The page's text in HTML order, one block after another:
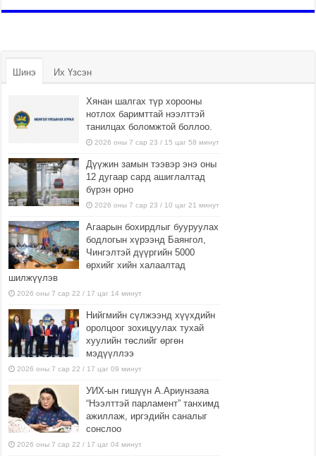
Шинэ Их Үзсэн
Хянан шалгах түр хорооны
нотлох баримттай нээлттэй
танилцах боломжтой боллоо.
2026 оны 7 сар 23 / 15 цаг 58 минут
Дүүжин замын тээвэр энэ оны
12 дугаар сард ашиглалтад
бүрэн орно
2026 оны 7 сар 23 / 10 цаг 21 минут
Агаарын бохирдлыг бууруулах
бодлогын хүрээнд Баянгол,
Чингэлтэй дүүргийн 5000
өрхийг хийн халаалтад
шилжүүлэв
2026 оны 7 сар 22 / 17 цаг 14 минут
Нийгмийн сүлжээнд хүүхдийн
оролцоог зохицуулах тухай
хуулийн төслийг өргөн
мэдүүллээ
2026 оны 7 сар 22 / 17 цаг 09 минут
УИХ-ын гишүүн А.Ариунзаяа
“Нээлттэй парламент” танхимд
ажиллаж, иргэдийн саналыг
сонслоо
2026 оны 7 сар 22 / 17 цаг 04 минут